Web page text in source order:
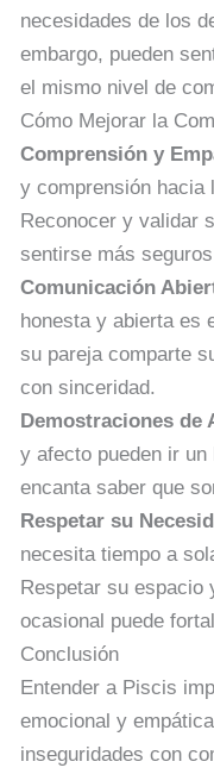
necesidades de los
embargo, pueden
el mismo nivel de
Cómo Mejorar la
Comprensión y
y comprensión hacia
Reconocer y validar
sentirse más
Comunicación
honesta y abierta es
su pareja comparte
con sinceridad.
Demostraciones de
y afecto pueden ir
encanta saber que
Respetar su
necesita tiempo a
Respetar su espacio
ocasional puede
Conclusión
Entender a Piscis
emocional y
inseguridades con